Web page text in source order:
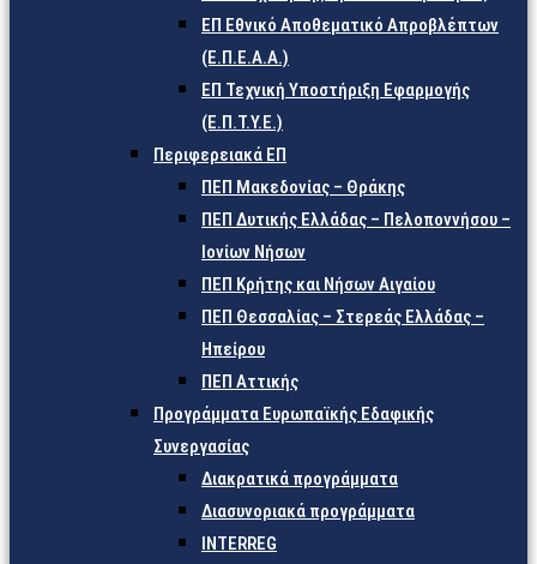
ΕΠ Εθνικό Αποθεματικό Απροβλέπτων
(Ε.Π.Ε.Α.Α.)
ΕΠ Τεχνική Υποστήριξη Εφαρμογής
(Ε.Π.Τ.Υ.Ε.)
Περιφερειακά ΕΠ
ΠΕΠ Μακεδονίας – Θράκης
ΠΕΠ Δυτικής Ελλάδας – Πελοποννήσου –
Ιονίων Νήσων
ΠΕΠ Κρήτης και Νήσων Αιγαίου
ΠΕΠ Θεσσαλίας – Στερεάς Ελλάδας –
Ηπείρου
ΠΕΠ Αττικής
Προγράμματα Ευρωπαϊκής Εδαφικής
Συνεργασίας
Διακρατικά προγράμματα
Διασυνοριακά προγράμματα
INTERREG